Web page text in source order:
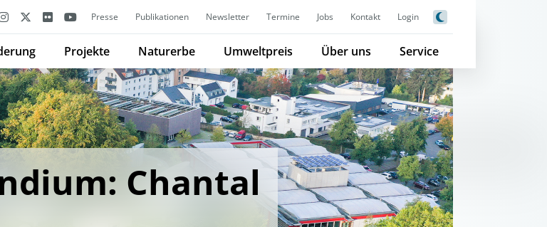
Presse Publikationen Newsletter Termine Jobs Kontakt Login
Projekte Naturerbe Umweltpreis Über uns Service
Chantal